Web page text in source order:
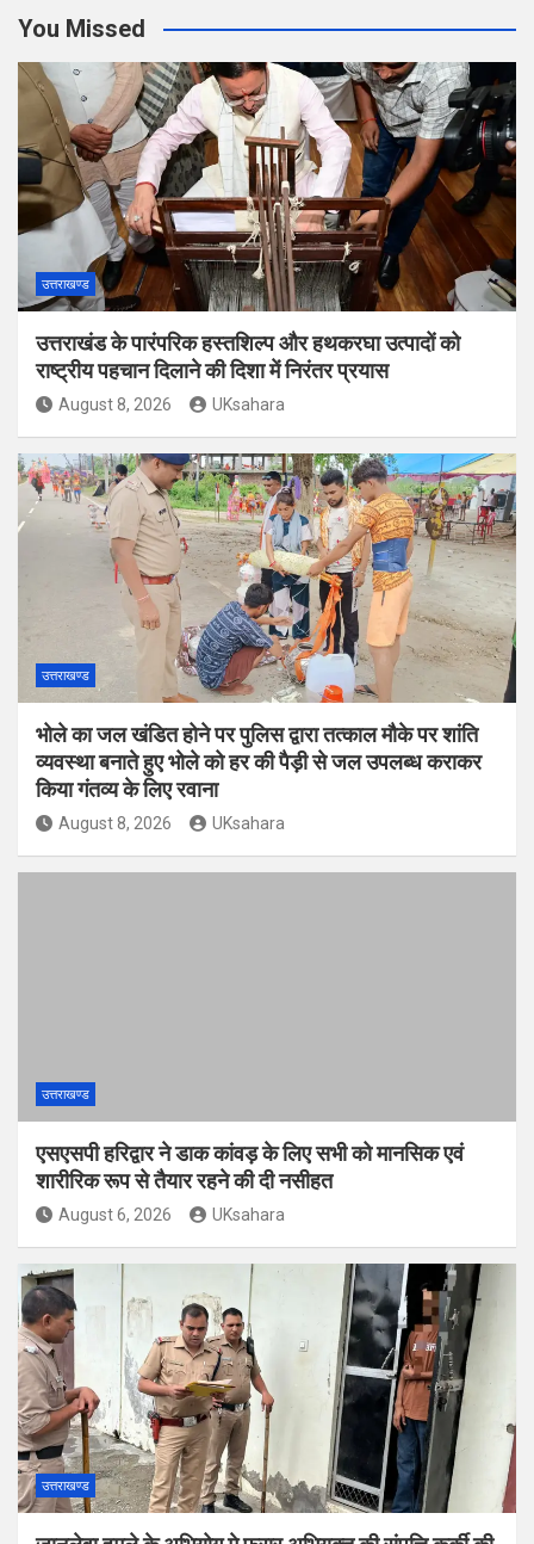
You Missed
उत्तराखण्ड
उत्तराखंड के पारंपरिक हस्तशिल्प और हथकरघा उत्पादों को
राष्ट्रीय पहचान दिलाने की दिशा में निरंतर प्रयास
August 8, 2026 UKsahara
उत्तराखण्ड
भोले का जल खंडित होने पर पुलिस द्वारा तत्काल मौके पर शांति
व्यवस्था बनाते हुए भोले को हर की पैड़ी से जल उपलब्ध कराकर
किया गंतव्य के लिए रवाना
August 8, 2026 UKsahara
उत्तराखण्ड
एसएसपी हरिद्वार ने डाक कांवड़ के लिए सभी को मानसिक एवं
शारीरिक रूप से तैयार रहने की दी नसीहत
August 6, 2026 UKsahara
उत्तराखण्ड